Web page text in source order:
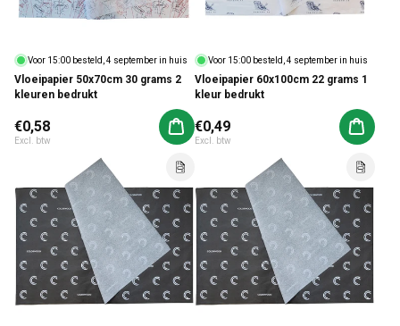
Voor 15:00 besteld, 4 september in huis
Vloeipapier 50x70cm 30 grams 2
kleuren bedrukt
Normale prijs
€0,58
Excl. btw
Aan winkelwagen toevoegen
Voor 15:00 besteld, 4 september in huis
Vloeipapier 60x100cm 22 grams 1
kleur bedrukt
Normale prijs
€0,49
Excl. btw
Aan